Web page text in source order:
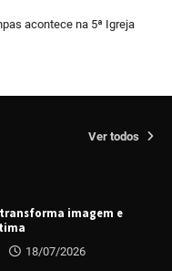
acontece na 5ª Igreja
Ver todos
imagem e
18/07/2026